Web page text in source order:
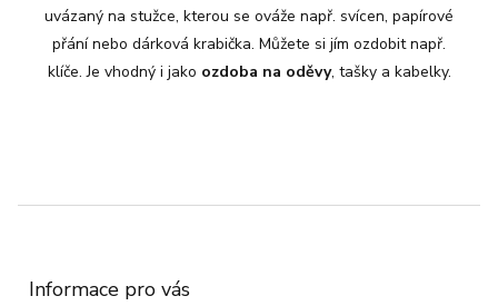
uvázaný na stužce, kterou se ováže např. svícen, papírové
přání nebo dárková krabička. Můžete si jím ozdobit např.
klíče. Je vhodný i jako ozdoba na oděvy, tašky a kabelky.
Informace pro vás